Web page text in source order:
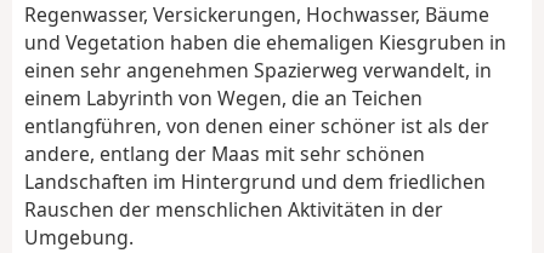
t
Regenwasser, Versickerungen, Hochwasser, Bäume
und Vegetation haben die ehemaligen Kiesgruben in
einen sehr angenehmen Spazierweg verwandelt, in
einem Labyrinth von Wegen, die an Teichen
entlangführen, von denen einer schöner ist als der
andere, entlang der Maas mit sehr schönen
Landschaften im Hintergrund und dem friedlichen
Rauschen der menschlichen Aktivitäten in der
Umgebung.